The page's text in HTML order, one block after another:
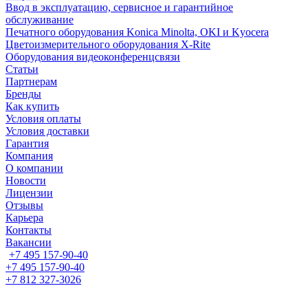
Ввод в эксплуатацию, сервисное и гарантийное
обслуживание
Печатного оборудования Konica Minolta, OKI и Kyocera
Цветоизмерительного оборудования X-Rite
Оборудования видеоконференцсвязи
Статьи
Партнерам
Бренды
Как купить
Условия оплаты
Условия доставки
Гарантия
Компания
О компании
Новости
Лицензии
Отзывы
Карьера
Контакты
Вакансии
+7 495 157-90-40
+7 495 157-90-40
+7 812 327-3026